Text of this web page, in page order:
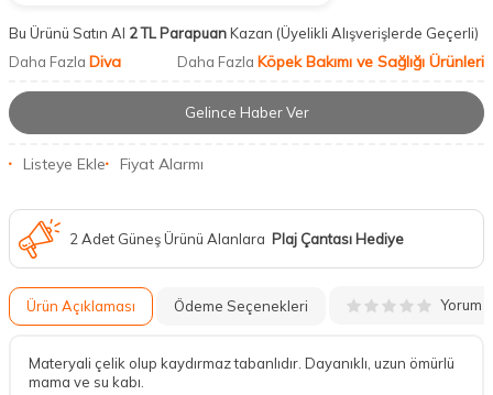
Bu Ürünü Satın Al 2 TL ParapuanKazan (Üyelikli Alışverişlerde Geçerli)
Daha Fazla Diva Daha Fazla Köpek Bakımı ve Sağlığı Ürünleri
Gelince Haber Ver
Listeye Ekle Fiyat Alarmı
2 Adet Güneş Ürünü Alanlara Plaj Çantası Hediye
Ürün Açıklaması Ödeme Seçenekleri Yorum
Materyali çelik olup kaydırmaz tabanlıdır. Dayanıklı, uzun ömürlü
mama ve su kabı.